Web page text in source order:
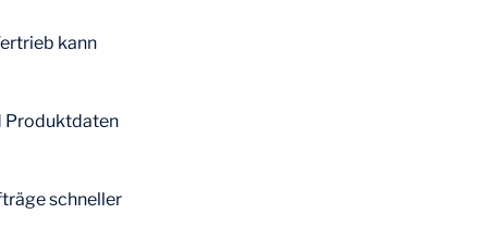
kann
Produktdaten
schneller